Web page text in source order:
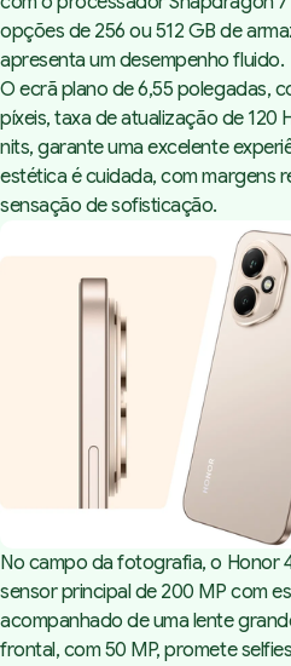
opções de 256 ou 512 GB de
apresenta um desempenho fluido.
O ecrã plano de 6,55 polegadas,
píxeis, taxa de atualização de 120
nits, garante uma excelente
estética é cuidada, com margens
sensação de sofisticação.
No campo da fotografia, o Honor
sensor principal de 200 MP com
acompanhado de uma lente
frontal, com 50 MP, prometeselfies